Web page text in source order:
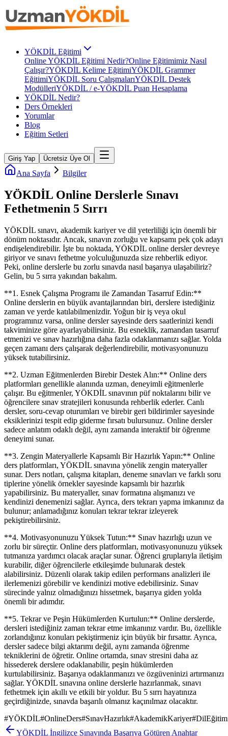
YÖKDİL Eğitimi
Online YÖKDİL Eğitimi Nedir?Online Eğitimimiz Nasıl
Çalışır?YÖKDİL Kelime EğitimiYÖKDİL Grammer
EğitimiYÖKDİL Soru ÇalışmalarıYÖKDİL Destek
ModülleriYÖKDİL / e-YÖKDİL Puan Hesaplama
YÖKDİL Nedir?
Ders Örnekleri
Yorumlar
Blog
Eğitim Setleri
Giriş Yap Ücretsiz Üye Ol
Ana Sayfa Bilgiler
YÖKDİL Online Derslerle Sınavı
Fethetmenin 5 Sırrı
YÖKDİL sınavı, akademik kariyer ve dil yeterliliği için önemli bir
dönüm noktasıdır. Ancak, sınavın zorluğu ve kapsamı pek çok adayı
endişelendirebilir. İşte bu noktada, YÖKDİL online dersler devreye
giriyor ve sınavı fethetme yolculuğunuzda size rehberlik ediyor.
Peki, online derslerle bu zorlu sınavda nasıl başarıya ulaşabiliriz?
Gelin, bu 5 sırra yakından bakalım.
**1. Esnek Çalışma Programı ile Zamandan Tasarruf Edin:**
Online derslerin en büyük avantajlarından biri, derslere istediğiniz
zaman ve yerde katılabilmenizdir. Yoğun bir iş veya okul
programınız varsa, online dersler sayesinde ders saatlerinizi kendi
takviminize göre ayarlayabilirsiniz. Bu esneklik, zamandan tasarruf
etmenizi ve sınav hazırlığına daha fazla odaklanmanızı sağlar. Yolda
geçen zamanı ders çalışarak değerlendirebilir, motivasyonunuzu
yüksek tutabilirsiniz.
**2. Uzman Eğitmenlerden Birebir Destek Alın:** Online ders
platformları genellikle alanında uzman, deneyimli eğitmenlerle
çalışır. Bu eğitmenler, YÖKDİL sınavının püf noktalarını bilir ve
öğrencilere sınav stratejileri konusunda rehberlik ederler. Canlı
dersler, soru-cevap oturumları ve birebir geri bildirimler sayesinde
eksiklerinizi tespit edip giderme fırsatı bulursunuz. Online dersler
sadece anlatım odaklı değil, aynı zamanda interaktif bir öğrenme
deneyimi sunar.
**3. Zengin Materyallerle Kapsamlı Bir Hazırlık Yapın:** Online
ders platformları, YÖKDİL sınavına yönelik zengin materyaller
sunar. Ders notları, çalışma kitapları, deneme sınavları ve farklı soru
tiplerine yönelik örnekler sayesinde kapsamlı bir hazırlık
yapabilirsiniz. Bu materyaller, sınav formatına alışmanızı ve
kendinizi denemenizi sağlar. Ayrıca, ders tekrarı yapma imkanınız da
bulunur; anlamadığınız konuları tekrar tekrar izleyerek
pekiştirebilirsiniz.
**4. Motivasyonunuzu Yüksek Tutun:** Sınav hazırlığı uzun ve
zorlu bir süreçtir. Online ders platformları, motivasyonunuzu yüksek
tutmanıza yardımcı olacak araçlar sunar. Öğrenci gruplarıyla iletişim
kurabilir, diğer öğrencilerle etkileşimde bulunarak destek
alabilirsiniz. Düzenli olarak takip edilen performans analizleri ile
ilerlemenizi görebilir ve kendinizi motive edebilirsiniz. Sınav
sürecinde yalnız olmadığınızı hissetmek, başarıya giden yolda
önemli bir adımdır.
**5. Tekrar ve Peşin Hükümlerden Kurtulun:** Online derslerde,
dersleri istediğiniz zaman tekrar etme imkanınız vardır. Bu, özellikle
zorlandığınız konuları pekiştirmeniz için büyük bir fırsattır. Ayrıca,
dersler sadece bilgi aktarımı değil, aynı zamanda öğrenme
tekniklerini de öğretir. Online ortamda, sınav stresini daha az
hissederek derslere odaklanabilir, peşin hükümlerden
kurtulabilirsiniz. Başarıya odaklanmanızı ve özgüveninizi artırmanızı
sağlar. YÖKDİL sınavına online derslerle hazırlanmak, sınavı
fethetmek için akıllı ve etkili bir yoldur. Bu 5 sırrı hayatınıza
geçirdiğinizde, sınavda başarılı olmanız kaçınılmaz olacaktır.
#YÖKDİL#OnlineDers#SınavHazırlık#AkademikKariyer#
YÖKDİL İngilizce Sınavında Başarıya Götüren Anahtar